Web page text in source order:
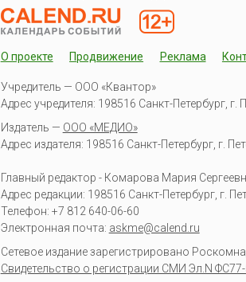
О проекте Продвижение Реклама
Учредитель — ООО «Квантор»
Адрес учредителя: 198516 Санкт-Петербург,
Издатель — ООО «МЕДИО»
Адрес издателя: 198516 Санкт-Петербург, г.
Главный редактор - Комарова Мария
Адрес редакции: 198516 Санкт-Петербург, г.
Телефон: +7 812 640-06-60
Электронная почта: askme@calend.ru
Сетевое издание зарегистрировано
Свидетельство о регистрации СМИ Эл.N ФС77-